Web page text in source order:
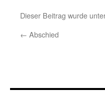
Dieser Beitrag wurde
← Abschied